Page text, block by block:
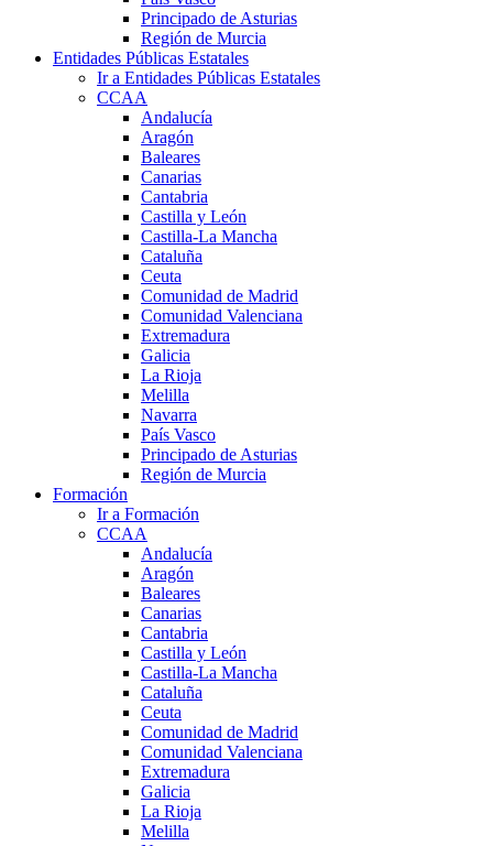
Principado de Asturias
Región de Murcia
Entidades Públicas Estatales
Ir a Entidades Públicas Estatales
CCAA
Andalucía
Aragón
Baleares
Canarias
Cantabria
Castilla y León
Castilla-La Mancha
Cataluña
Ceuta
Comunidad de Madrid
Comunidad Valenciana
Extremadura
Galicia
La Rioja
Melilla
Navarra
País Vasco
Principado de Asturias
Región de Murcia
Formación
Ir a Formación
CCAA
Andalucía
Aragón
Baleares
Canarias
Cantabria
Castilla y León
Castilla-La Mancha
Cataluña
Ceuta
Comunidad de Madrid
Comunidad Valenciana
Extremadura
Galicia
La Rioja
Melilla